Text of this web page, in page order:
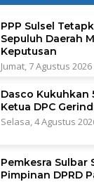
PPP Sulsel
Sepuluh Daerah
Keputusan
Jumat, 7 Agustus 2026
Dasco Kukuhkan
Ketua DPC
Selasa, 4 Agustus
Pemkesra Sulbar
Pimpinan DPRD